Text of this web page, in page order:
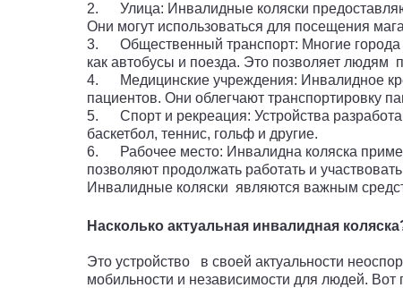
2. Улица: Инвалидные коляски
Они могут использоваться для посещения
3. Общественный транспорт: Многие города
как автобусы и поезда. Это позволяет
4. Медицинские учреждения: Инвалидное
пациентов. Они облегчают транспортировку
5. Спорт и рекреация: Устройства
баскетбол, теннис, гольф и другие.
6. Рабочее место: Инвалидна коляска
позволяют продолжать работать и
Инвалидные коляски являются важным
Насколько актуальная инвалидная
Это устройство в своей актуальности
мобильности и независимости для людей.